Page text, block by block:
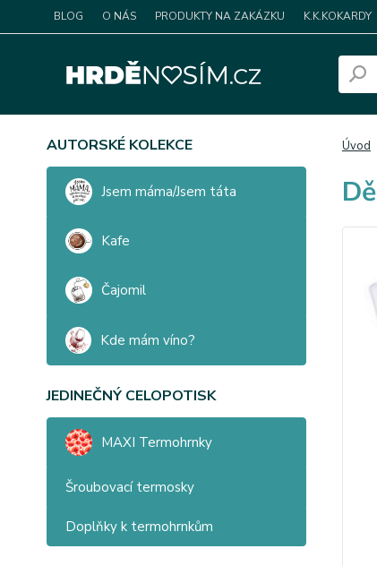
BLOG O NÁS PRODUKTY NA ZAKÁZKU K.K.KOKARDY
AUTORSKÉ KOLEKCE
Jsem máma/Jsem táta
Kafe
Čajomil
Kde mám víno?
JEDINEČNÝ CELOPOTISK
MAXI Termohrnky
Šroubovací termosky
Doplňky k termohrnkům
Úvod